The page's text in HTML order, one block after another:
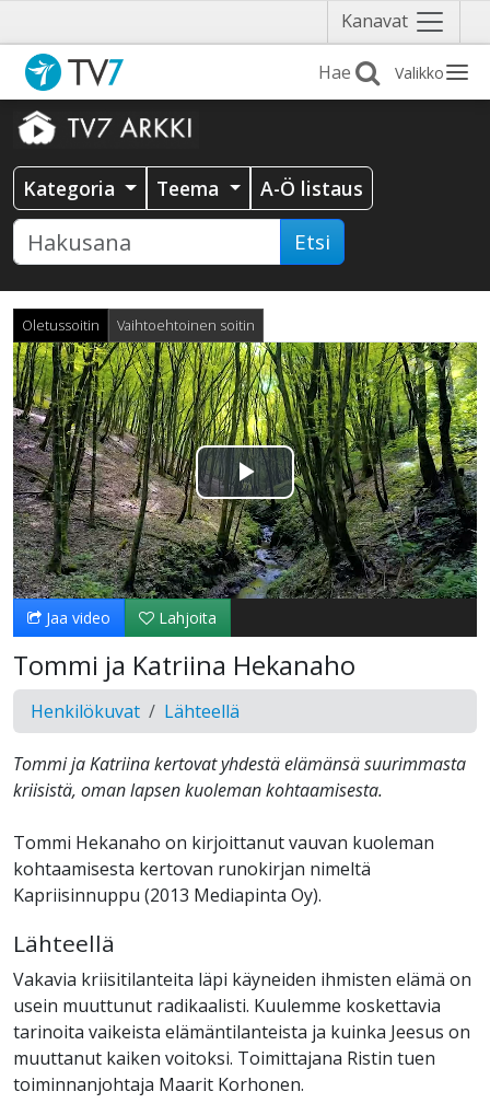
Kanavat Näytä
valikko
Valikko
Kategoria Teema A-Ö listaus
Etsi
Oletussoitin Vaihtoehtoinen soitin
Toista
Video
Jaa video Lahjoita
Tommi ja Katriina Hekanaho
Henkilökuvat Lähteellä
Tommi ja Katriina kertovat yhdestä elämänsä suurimmasta
kriisistä, oman lapsen kuoleman kohtaamisesta.
Tommi Hekanaho on kirjoittanut vauvan kuoleman
kohtaamisesta kertovan runokirjan nimeltä
Kapriisinnuppu (2013 Mediapinta Oy).
Lähteellä
Vakavia kriisitilanteita läpi käyneiden ihmisten elämä on
usein muuttunut radikaalisti. Kuulemme koskettavia
tarinoita vaikeista elämäntilanteista ja kuinka Jeesus on
muuttanut kaiken voitoksi. Toimittajana Ristin tuen
toiminnanjohtaja Maarit Korhonen.